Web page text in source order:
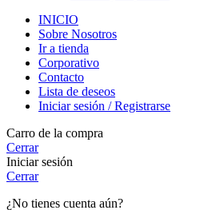
INICIO
Sobre Nosotros
Ir a tienda
Corporativo
Contacto
Lista de deseos
Iniciar sesión / Registrarse
Carro de la compra
Cerrar
Iniciar sesión
Cerrar
¿No tienes cuenta aún?